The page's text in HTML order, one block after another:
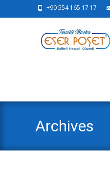
+90 554 165 17 17
Archives